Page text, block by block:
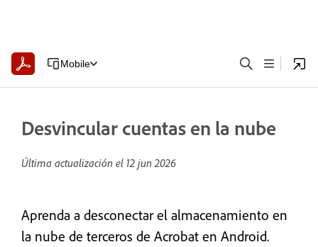
Mobile
Desvincular cuentas en la nube
Última actualización el 12 jun 2026
Aprenda a desconectar el almacenamiento en
la nube de terceros de Acrobat en Android.